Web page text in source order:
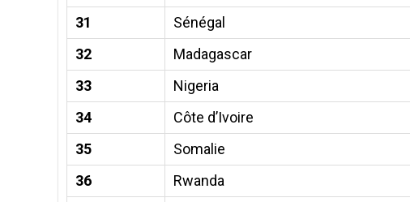
31
Sénégal
32
Madagascar
33
Nigeria
34
Côte d’Ivoire
35
Somalie
36
Rwanda